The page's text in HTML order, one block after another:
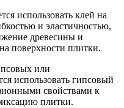
использовать клей на
и эластичностью,
древесины и
поверхности плитки.
или
использовать гипсовый
свойствами к
плитки.